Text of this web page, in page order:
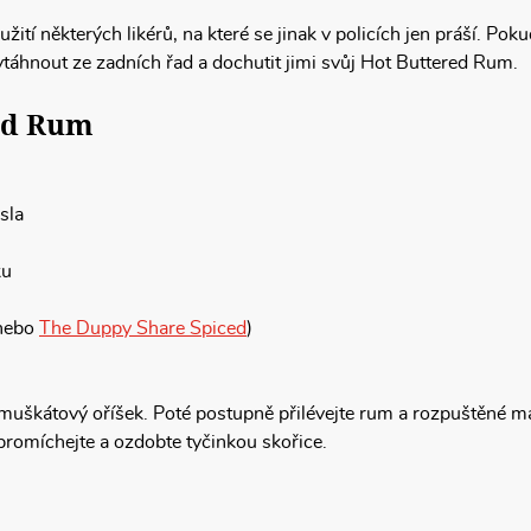
některých likérů, na které se jinak v policích jen práší.
ze zadních řad a dochutit jimi svůj Hot Buttered Rum.
Rum
The Duppy Share Spiced)
oříšek. Poté postupně přilévejte rum a rozpuštěné
a ozdobte tyčinkou skořice.